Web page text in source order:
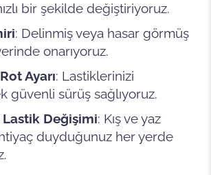
bir şekilde değiştiriyoruz.
: Delinmiş veya hasar görmüş
onarıyoruz.
Ayarı: Lastiklerinizi
güvenli sürüş sağlıyoruz.
Değişimi: Kış ve yaz
duyduğunuz her yerde